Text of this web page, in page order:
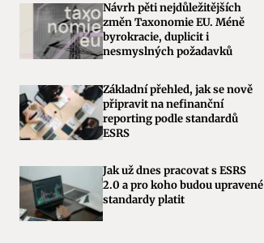
Návrh pěti nejdůležitějších
změn Taxonomie EU. Méně
byrokracie, duplicit i
nesmyslných požadavků
Základní přehled, jak se nově
připravit na nefinanční
reporting podle standardů
ESRS
Jak už dnes pracovat s ESRS
2.0 a pro koho budou upravené
standardy platit